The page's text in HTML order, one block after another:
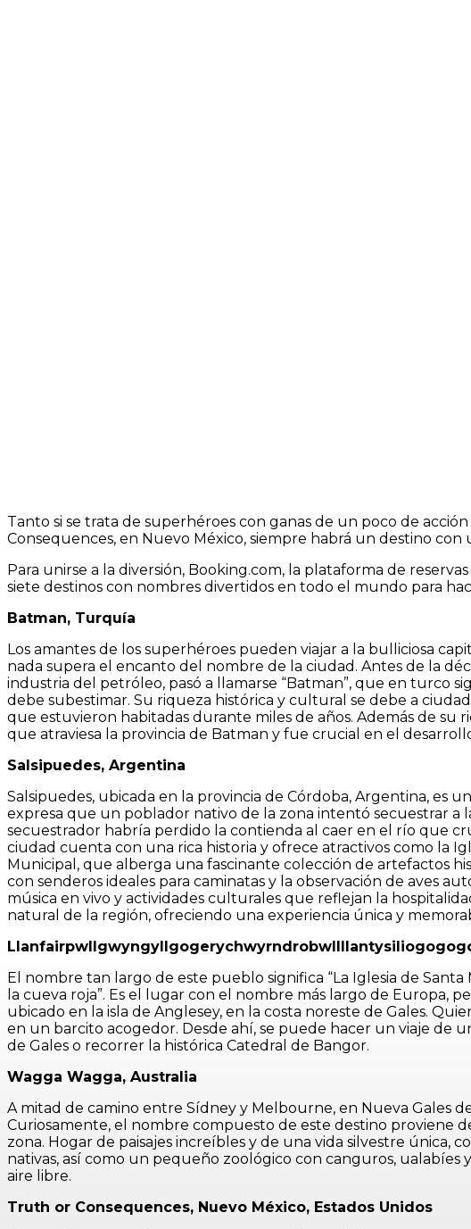
Tanto si se trata de superhéroes con ganas de un poco de
Consequences, en Nuevo México, siempre habrá un destino
Para unirse a la diversión, Booking.com, la plataforma de
siete destinos con nombres divertidos en todo el mundo para
Batman, Turquía
Los amantes de los superhéroes pueden viajar a la bulliciosa
nada supera el encanto del nombre de la ciudad. Antes de la
industria del petróleo, pasó a llamarse “Batman”, que en turco
debe subestimar. Su riqueza histórica y cultural se debe a
que estuvieron habitadas durante miles de años. Además de
que atraviesa la provincia de Batman y fue crucial en el
Salsipuedes, Argentina
Salsipuedes, ubicada en la provincia de Córdoba, Argentina, es
expresa que un poblador nativo de la zona intentó secuestrar
secuestrador habría perdido la contienda al caer en el río que
ciudad cuenta con una rica historia y ofrece atractivos como la
Municipal, que alberga una fascinante colección de artefactos
con senderos ideales para caminatas y la observación de aves
música en vivo y actividades culturales que reflejan la
natural de la región, ofreciendo una experiencia única y
El nombre tan largo de este pueblo significa “La Iglesia de
la cueva roja”. Es el lugar con el nombre más largo de
ubicado en la isla de Anglesey, en la costa noreste de Gales.
en un barcito acogedor. Desde ahí, se puede hacer un viaje de
de Gales o recorrer la histórica Catedral de Bangor.
Wagga Wagga, Australia
A mitad de camino entre Sídney y Melbourne, en Nueva Gales
Curiosamente, el nombre compuesto de este destino proviene
zona. Hogar de paisajes increíbles y de una vida silvestre
nativas, así como un pequeño zoológico con canguros, ualabíes
aire libre.
Truth or Consequences, Nuevo México, Estados Unidos